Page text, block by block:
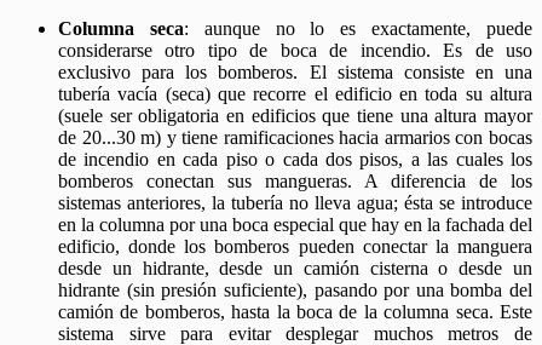
Columna seca: aunque no lo es exactamente, puede
considerarse otro tipo de boca de incendio. Es de uso
exclusivo para los bomberos. El sistema consiste en una
tubería vacía (seca) que recorre el edificio en toda su altura
(suele ser obligatoria en edificios que tiene una altura mayor
de 20...30 m) y tiene ramificaciones hacia armarios con bocas
de incendio en cada piso o cada dos pisos, a las cuales los
bomberos conectan sus mangueras. A diferencia de los
sistemas anteriores, la tubería no lleva agua; ésta se introduce
en la columna por una boca especial que hay en la fachada del
edificio, donde los bomberos pueden conectar la manguera
desde un hidrante, desde un camión cisterna o desde un
hidrante (sin presión suficiente), pasando por una bomba del
camión de bomberos, hasta la boca de la columna seca. Este
sistema sirve para evitar desplegar muchos metros de